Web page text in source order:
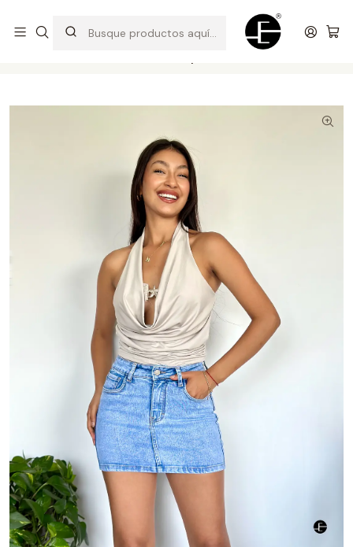
Prendas cómodas y exclusivas para renovar tu estilo